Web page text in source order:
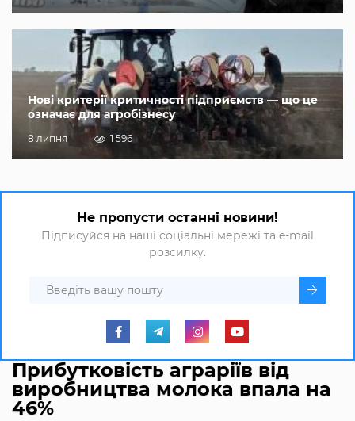
Нові критерії критичності підприємств — що це
означає для агробізнесу
8 липня 1 596
Не пропусти останні новини!
Підписуйся на наші соціальні мережі та e-mail
розсилку.
Прибутковість аграріїв від
виробництва молока впала на
46%